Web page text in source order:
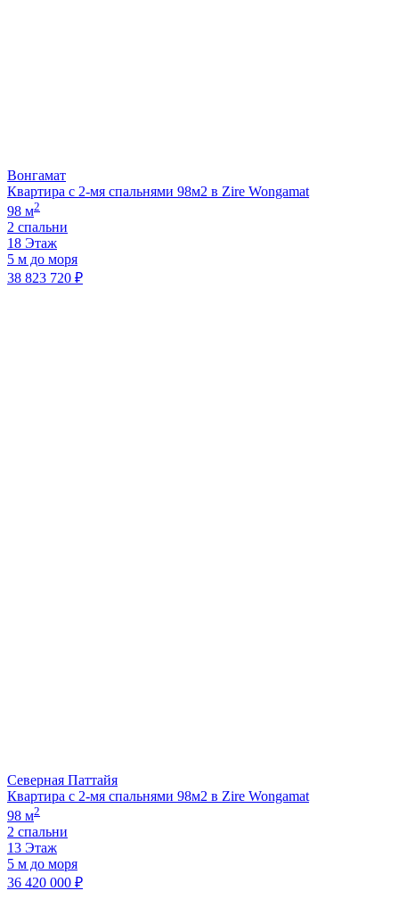
Вонгамат
Квартира с 2-мя спальнями 98м2 в Zire Wongamat
98 м2
2 спальни
18 Этаж
5 м до моря
38 823 720 ₽
Северная Паттайя
Квартира с 2-мя спальнями 98м2 в Zire Wongamat
98 м2
2 спальни
13 Этаж
5 м до моря
36 420 000 ₽